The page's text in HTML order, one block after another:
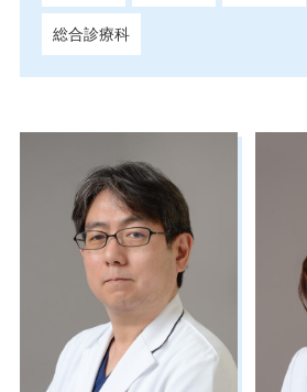
総合診療科